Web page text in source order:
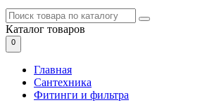
Каталог товаров
0
Главная
Сантехника
Фитинги и фильтра